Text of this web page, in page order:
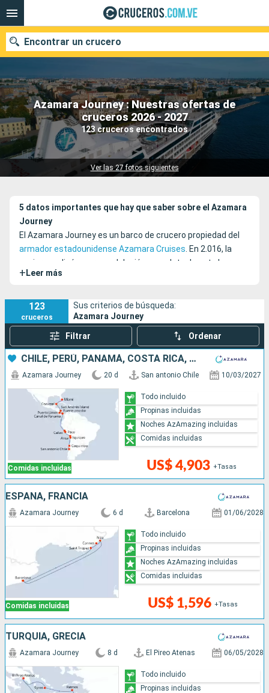
Azamara Journey : Nuestras ofertas de
cruceros 2026 - 2027
123 cruceros encontrados
Ver las 27 fotos siguientes
Encontrar un crucero
Nuestros destinos
Fecha de salida
Compañías
5 datos importantes que hay que saber sobre el Azamara
Journey
El Azamara Journey es un barco de crucero propiedad del
armador estadounidense Azamara Cruises. En 2.016, la
naviera realizó una remodelación completa de este barco
con la finalidad de recibir a los pasajeros en las mejores
lujoso, que llevará a sus huéspedes a realizar viajes
inolvidables.
+ Leer más
123
cruceros
Sus criterios de búsqueda:
Azamara Journey
Filtrar Ordenar
CHILE, PERÚ, PANAMÁ, COSTA RICA, COLOMBIA, MÉXICO, ESTADOS UNIDOS
Comidas incluidas
Azamara Journey 20 d San antonio Chile 10/03/2027
US$ 4,903 +Tasas
Todo incluido
Propinas incluidas
Noches AzAmazing incluidas
Comidas incluidas
ESPAÑA, FRANCIA
Comidas incluidas
Azamara Journey 6 d Barcelona 01/06/2028
US$ 1,596 +Tasas
Todo incluido
Propinas incluidas
Noches AzAmazing incluidas
Comidas incluidas
TURQUÍA, GRECIA
Azamara Journey 8 d El Pireo Atenas 06/05/2028
Todo incluido
Propinas incluidas